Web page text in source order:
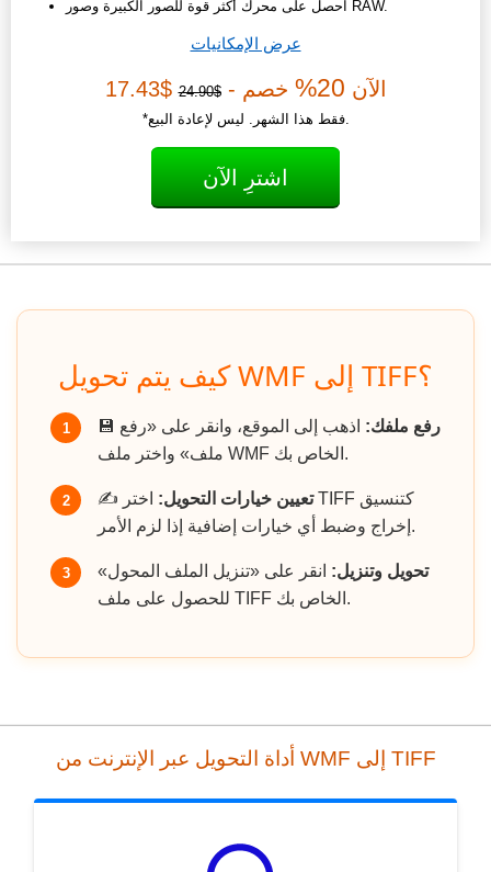
احصل على محرك أكثر قوة للصور الكبيرة وصور RAW.
عرض الإمكانيات
الآن 20% خصم -$24.90
$17.43
*فقط هذا الشهر. ليس لإعادة البيع.
اشترِ الآن
كيف يتم تحويل WMF إلى TIFF؟
1 💾 رفع ملفك: اذهب إلى الموقع، وانقر على «رفع
ملف» واختر ملف WMF الخاص بك.
2 ✍️ تعيين خيارات التحويل: اختر TIFF كتنسيق
إخراج وضبط أي خيارات إضافية إذا لزم الأمر.
3 تحويل وتنزيل: انقر على «تنزيل الملف المحول»
للحصول على ملف TIFF الخاص بك.
أداة التحويل عبر الإنترنت من WMF إلى TIFF